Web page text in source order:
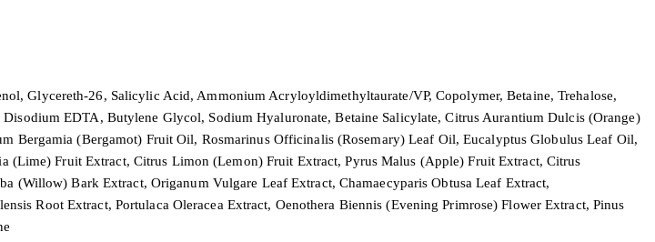
Glycereth-26, Salicylic Acid, Ammonium Acryloyldimethyltaurate/VP, Copolymer, Betaine, Trehalose,
EDTA, Butylene Glycol, Sodium Hyaluronate, Betaine Salicylate, Citrus Aurantium Dulcis (Orange)
Bergamia (Bergamot) Fruit Oil, Rosmarinus Officinalis (Rosemary) Leaf Oil, Eucalyptus Globulus Leaf Oil,
Fruit Extract, Citrus Limon (Lemon) Fruit Extract, Pyrus Malus (Apple) Fruit Extract, Citrus
Bark Extract, Origanum Vulgare Leaf Extract, Chamaecyparis Obtusa Leaf Extract,
Root Extract, Portulaca Oleracea Extract, Oenothera Biennis (Evening Primrose) Flower Extract, Pinus